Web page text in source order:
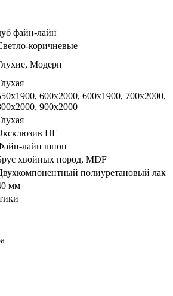
файн-лайн
коричневые
Модерн
600x2000, 600х1900, 700x2000,
900x2000
ПГ
лайн шпон
хвойных пород, MDF
полиуретановый лак
мм